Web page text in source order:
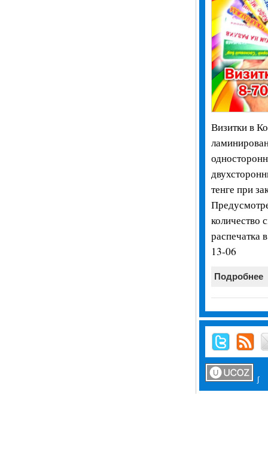
Визитки в
тенге при
количество
распечатка
13-06
Подробнее
∫